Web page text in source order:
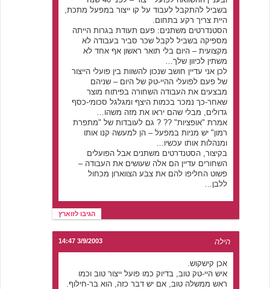
בשביל להתקבל לעבוד על קו ייצור במפעל מתכת,
היית צריך רקע בתחום.
הסטנדרטים משתנים: פעם תעודת בגרות הייתה
מספיקה בשביל לקבל שכר סביר בעבודה לא
מקצועית – היום בלי תואר ראשון אף אחד לא
משתין לכיוון שלך…
לכן אני עדיין חושב שנכון להשוות בין פועלי הייצור
של פעם לפועלי ההיי-טק של היום – שניהם
מבצעים את העבודה השחורה בפיתוח מוצר
שאחר-כך נמכר בכמות היצף ומגלגל סכומי-כסף
גדולים, מבלי שהם יראו את מזה משהו…
אמרת "אופציות" ?? ? גם לעובדות של "מתפרת
רמון" יש מניות במפעל – הן למעשה קנו אותו
ומנהלות אותו עכשיו…
בקיצור, הסטנדרטים משתנים אבל הפועלים
השחורים עדיין הם אלה שעושים את העבודה –
פשוט החליפו להם את צבע הצווארון מכחול
ללבן…
הגיבו לזוארץ
הילה 3/9/2003 14:47
אכן קישקוש.
איש היי-טק טוב, בדיוק כמו פועל ייצור טוב וכמו
ראש ממשלה טוב, אם יש דבר כזה, הוא בר-חילוף.